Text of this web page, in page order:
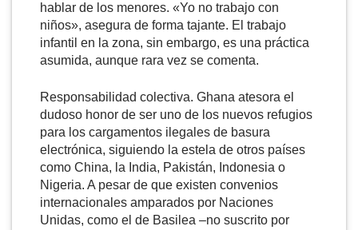
hablar de los menores. «Yo no trabajo con
niños», asegura de forma tajante. El trabajo
infantil en la zona, sin embargo, es una práctica
asumida, aunque rara vez se comenta.
Responsabilidad colectiva. Ghana atesora el
dudoso honor de ser uno de los nuevos refugios
para los cargamentos ilegales de basura
electrónica, siguiendo la estela de otros países
como China, la India, Pakistán, Indonesia o
Nigeria. A pesar de que existen convenios
internacionales amparados por Naciones
Unidas, como el de Basilea –no suscrito por